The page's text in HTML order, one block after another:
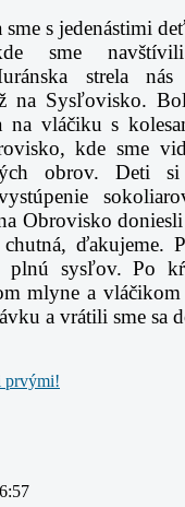
s jedenástimi
sme
strela
na Sysľovisko.
na vláčiku s
kde sme
obrov. Deti
Obrovisko
ďakujeme.
plnú sysľov. Po
mlyne a vláčikom
a vrátili sme sa
prvými!